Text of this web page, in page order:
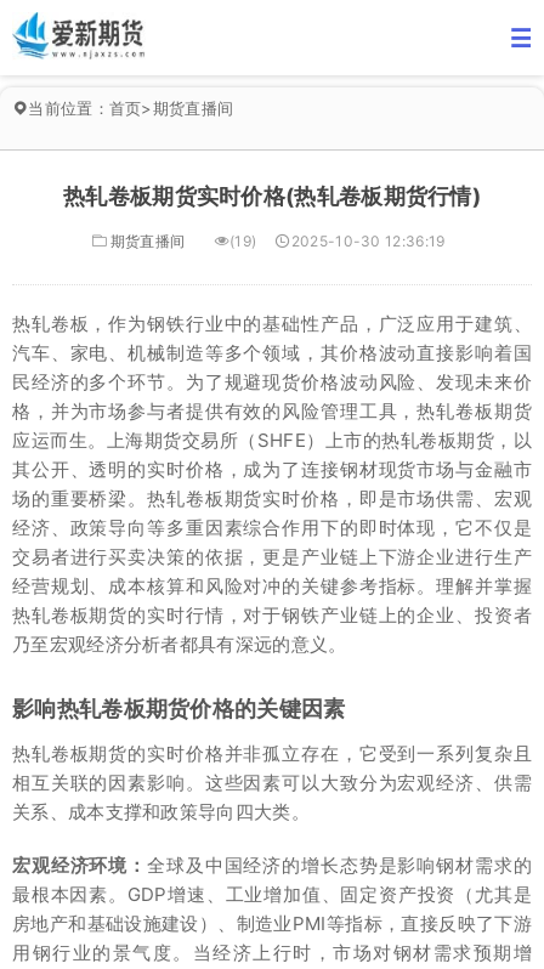
当前位置： 首页>期货直播间
热轧卷板期货实时价格(热轧卷板期货行情)
期货直播间 (19) 2025-10-30 12:36:19
热轧卷板，作为钢铁行业中的基础性产品，广泛应用于建筑、
汽车、家电、机械制造等多个领域，其价格波动直接影响着国
民经济的多个环节。为了规避现货价格波动风险、发现未来价
格，并为市场参与者提供有效的风险管理工具，热轧卷板期货
应运而生。上海期货交易所（SHFE）上市的热轧卷板期货，以
其公开、透明的实时价格，成为了连接钢材现货市场与金融市
场的重要桥梁。热轧卷板期货实时价格，即是市场供需、宏观
经济、政策导向等多重因素综合作用下的即时体现，它不仅是
交易者进行买卖决策的依据，更是产业链上下游企业进行生产
经营规划、成本核算和风险对冲的关键参考指标。理解并掌握
热轧卷板期货的实时行情，对于钢铁产业链上的企业、投资者
乃至宏观经济分析者都具有深远的意义。
影响热轧卷板期货价格的关键因素
热轧卷板期货的实时价格并非孤立存在，它受到一系列复杂且
相互关联的因素影响。这些因素可以大致分为宏观经济、供需
关系、成本支撑和政策导向四大类。
宏观经济环境：全球及中国经济的增长态势是影响钢材需求的
最根本因素。GDP增速、工业增加值、固定资产投资（尤其是
房地产和基础设施建设）、制造业PMI等指标，直接反映了下游
用钢行业的景气度。当经济上行时，市场对钢材需求预期增